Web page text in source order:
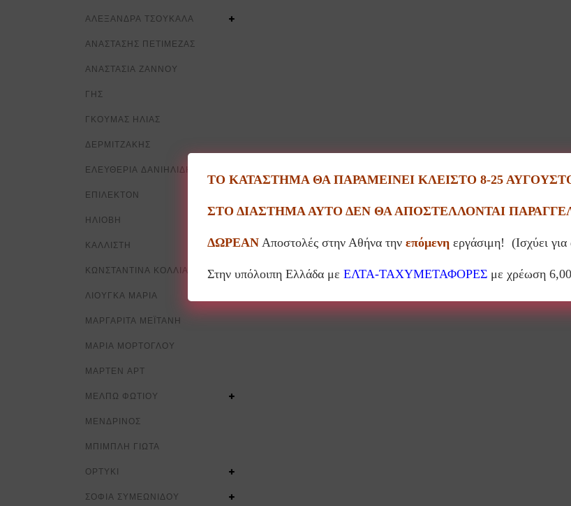
ΑΛΕΞΑΝΔΡΑ ΤΣΟΥΚΑΛΑ
ΑΝΑΣΤΑΣΗΣ ΠΕΤΙΜΕΖΑΣ
ΑΝΑΣΤΑΣΙΑ ΖΑΝΝΟΥ
ΓΗΣ
ΓΚΟΥΜΑΣ ΗΛΙΑΣ
ΔΕΡΜΙΤΖΑΚΗΣ
ΕΛΕΥΘΕΡΙΑ ΔΑΝΙΗΛΙΔΗ
ΕΠΙΛΕΚΤΟΝ
ΗΛΙΟΒΗ
ΚΑΛΛΙΣΤΗ
ΚΩΝΣΤΑΝΤΙΝΑ ΚΟΛΛΙΑ
ΛΙΟΥΓΚΑ ΜΑΡΙΑ
ΜΑΡΓΑΡΙΤΑ ΜΕΪΤΑΝΗ
ΜΑΡΙΑ ΜΟΡΤΟΓΛΟΥ
ΜΑΡΤΕΝ ΑΡΤ
ΜΕΛΠΩ ΦΩΤΙΟΥ
ΜΕΝΔΡΙΝΟΣ
ΜΠΙΜΠΛΗ ΓΙΩΤΑ
ΟΡΤΥΚΙ
ΣΟΦΙΑ ΣΥΜΕΩΝΙΔΟΥ
ΤΟ ΚΑΤΑΣΤΗΜΑ ΘΑ ΠΑΡΑΜΕΙΝΕΙ ΚΛΕΙΣΤΟ 8-25
ΣΤΟ ΔΙΑΣΤΗΜΑ ΑΥΤΟ ΔΕΝ ΘΑ ΑΠΟΣΤΕΛΛΟΝΤΑΙ
ΔΩΡΕΑΝΑποστολές στην Αθήνα την επόμενηεργάσιμη! (Ισχύει για
Στην υπόλοιπη Ελλάδα με ΕΛΤΑ-ΤΑΧΥΜΕΤΑΦΟΡΕΣμε χρέωση